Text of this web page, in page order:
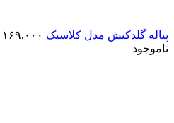
پیاله گلدکیش مدل کلاسیک ۱۶۹,۰۰۰
ناموجود